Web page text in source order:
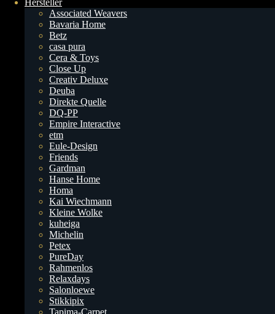
Hersteller
Associated Weavers
Bavaria Home
Betz
casa pura
Cera & Toys
Close Up
Creativ Deluxe
Deuba
Direkte Quelle
DQ-PP
Empire Interactive
etm
Eule-Design
Friends
Gardman
Hanse Home
Homa
Kai Wiechmann
Kleine Wolke
kuheiga
Michelin
Petex
PureDay
Rahmenlos
Relaxdays
Salonloewe
Stikkipix
Tapima-Carpet